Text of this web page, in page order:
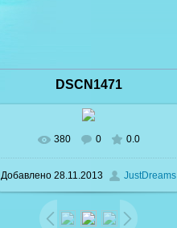
DSCN1471
В реальном размере
1600x1200/ 261.0Kb
380 0 0.0
Добавлено 28.11.2013 JustDreams